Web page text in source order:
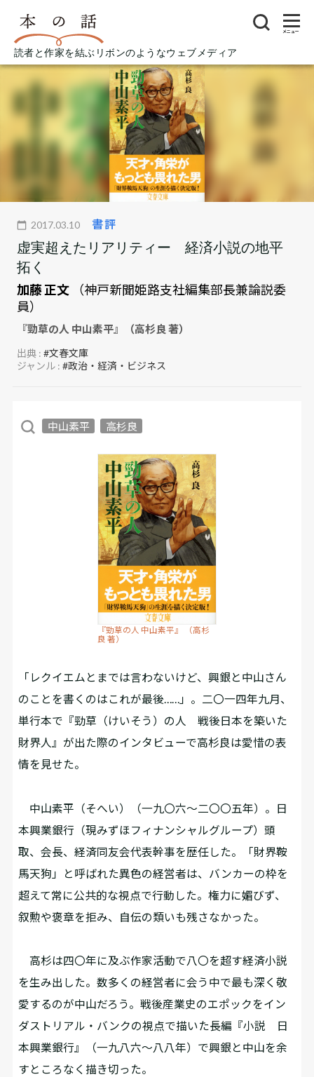
読者と作家を結ぶリボンのようなウェブメディア
メニュー
2017.03.10 書評
虚実超えたリアリティー 経済小説の地平
拓く
加藤 正文
（神戸新聞姫路支社編集部長兼論説委
員）
『勁草の人 中山素平』（高杉良 著）
出典 :#文春文庫
ジャンル :#政治・経済・ビジネス
中山素平 高杉良
『勁草の人 中山素平』 （高杉
良 著）
「レクイエムとまでは言わないけど、興銀と中山さん
のことを書くのはこれが最後……」。二〇一四年九月、
単行本で『勁草（けいそう）の人 戦後日本を築いた
財界人』が出た際のインタビューで高杉良は愛惜の表
情を見せた。
中山素平（そへい）（一九〇六～二〇〇五年）。日
本興業銀行（現みずほフィナンシャルグループ）頭
取、会長、経済同友会代表幹事を歴任した。「財界鞍
馬天狗」と呼ばれた異色の経営者は、バンカーの枠を
超えて常に公共的な視点で行動した。権力に媚びず、
叙勲や褒章を拒み、自伝の類いも残さなかった。
高杉は四〇年に及ぶ作家活動で八〇を超す経済小説
を生み出した。数多くの経営者に会う中で最も深く敬
愛するのが中山だろう。戦後産業史のエポックをイン
ダストリアル・バンクの視点で描いた長編『小説 日
本興業銀行』（一九八六～八八年）で興銀と中山を余
すところなく描き切った。